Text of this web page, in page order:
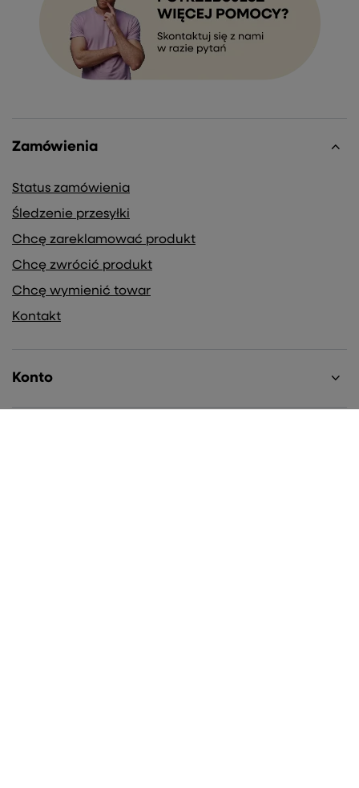
Zamówienia
Status zamówienia
Śledzenie przesyłki
Chcę zareklamować produkt
Chcę zwrócić produkt
Chcę wymienić towar
Kontakt
Konto